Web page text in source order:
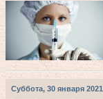
Суббота, 30 января 2021